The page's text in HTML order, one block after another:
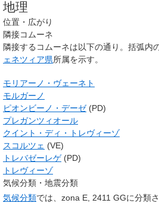
地理
位置・広がり
隣接コムーネ
隣接するコムーネは以下の通り。括弧内
ェネツィア県所属を示す。
モリアーノ・ヴェーネト
モルガーノ
ピオンビーノ・デーゼ(PD)
プレガンツィオール
クイント・ディ・トレヴィーゾ
スコルツェ (VE)
トレバゼーレゲ(PD)
トレヴィーゾ
気候分類・地震分類
気候分類では、zona E, 2411 GGに分類